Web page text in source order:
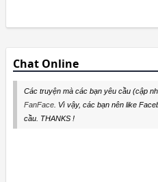
Chat Online
Các truyện mà các bạn yêu cầu (cập
FanFace. Vì vậy, các bạn nên like
cầu. THANKS !